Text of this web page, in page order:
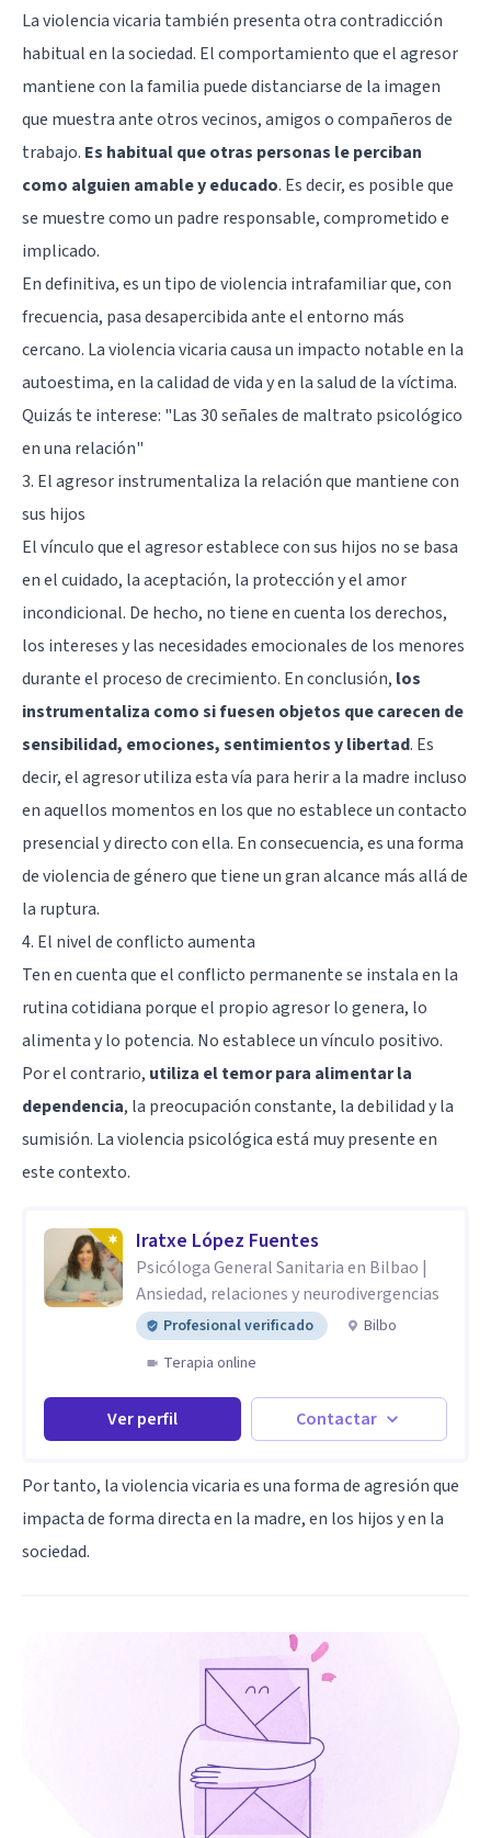
La violencia vicaria también presenta otra contradicción
habitual en la sociedad. El comportamiento que el agresor
mantiene con la familia puede distanciarse de la imagen
que muestra ante otros vecinos, amigos o compañeros de
trabajo. Es habitual que otras personas le perciban
como alguien amable y educado. Es decir, es posible que
se muestre como un padre responsable, comprometido e
implicado.
En definitiva, es un tipo de violencia intrafamiliar que, con
frecuencia, pasa desapercibida ante el entorno más
cercano. La violencia vicaria causa un impacto notable en la
autoestima, en la calidad de vida y en la salud de la víctima.
Quizás te interese: "Las 30 señales de maltrato psicológico
en una relación"
3. El agresor instrumentaliza la relación que mantiene con
sus hijos
El vínculo que el agresor establece con sus hijos no se basa
en el cuidado, la aceptación, la protección y el amor
incondicional. De hecho, no tiene en cuenta los derechos,
los intereses y las necesidades emocionales de los menores
durante el proceso de crecimiento. En conclusión, los
instrumentaliza como si fuesen objetos que carecen de
sensibilidad, emociones, sentimientos y libertad. Es
decir, el agresor utiliza esta vía para herir a la madre incluso
en aquellos momentos en los que no establece un contacto
presencial y directo con ella. En consecuencia, es una forma
de violencia de género que tiene un gran alcance más allá de
la ruptura.
4. El nivel de conflicto aumenta
Ten en cuenta que el conflicto permanente se instala en la
rutina cotidiana porque el propio agresor lo genera, lo
alimenta y lo potencia. No establece un vínculo positivo.
Por el contrario, utiliza el temor para alimentar la
dependencia, la preocupación constante, la debilidad y la
sumisión. La violencia psicológica está muy presente en
este contexto.
Iratxe López Fuentes
Psicóloga General Sanitaria en Bilbao |
Ansiedad, relaciones y neurodivergencias
Profesional verificado
Bilbo
Terapia online
Ver perfil Contactar
Por tanto, la violencia vicaria es una forma de agresión que
impacta de forma directa en la madre, en los hijos y en la
sociedad.